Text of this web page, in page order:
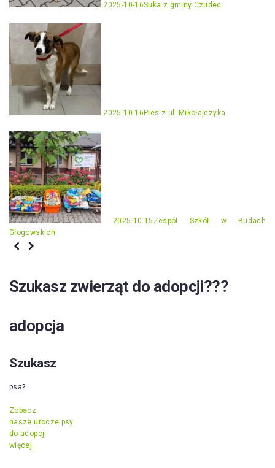
2025-10-16Suka z gminy Czudec
2025-10-16 Pies z ul. Mikołajczyka
2025-10-15 Zespół Szkół w Budach
Głogowskich
Szukasz zwierząt do adopcji???
adopcja
Szukasz
psa?
Zobacz
nasze urocze psy
do adopcji
więcej